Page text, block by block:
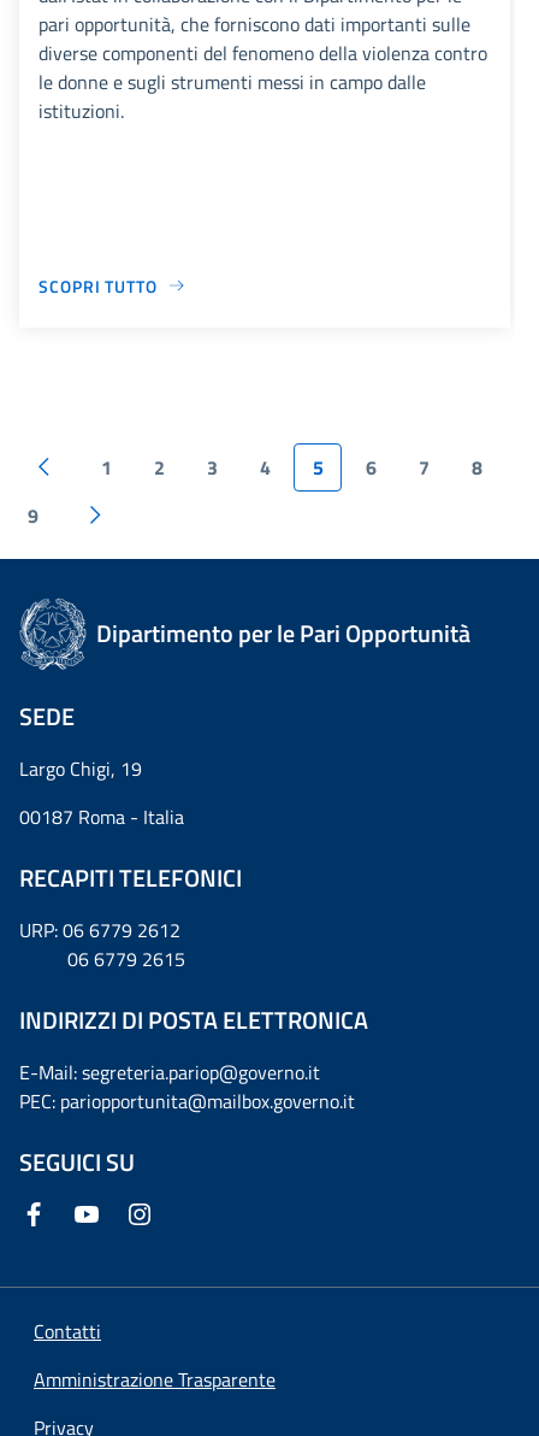
pari opportunità, che forniscono dati importanti sulle
diverse componenti del fenomeno della violenza contro
le donne e sugli strumenti messi in campo dalle
istituzioni.
SCOPRI TUTTO
1 2 3 4 5 6 7
8
9
Dipartimento per le Pari Opportunità
SEDE
Largo Chigi, 19
00187 Roma - Italia
RECAPITI TELEFONICI
URP: 06 6779 2612
06 6779 2615
INDIRIZZI DI POSTA ELETTRONICA
E-Mail: segreteria.pariop@governo.it
PEC: pariopportunita@mailbox.governo.it
SEGUICI SU
Contatti
Amministrazione Trasparente
Privacy